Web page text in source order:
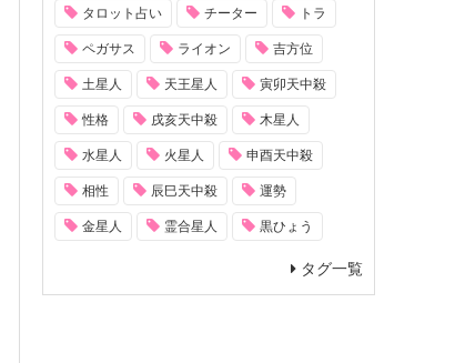
タロット占い チーター トラ
ペガサス ライオン 吉方位
土星人 天王星人 寅卯天中殺
性格 戌亥天中殺 木星人
水星人 火星人 申酉天中殺
相性 辰巳天中殺 運勢
金星人 霊合星人 黒ひょう
タグ一覧